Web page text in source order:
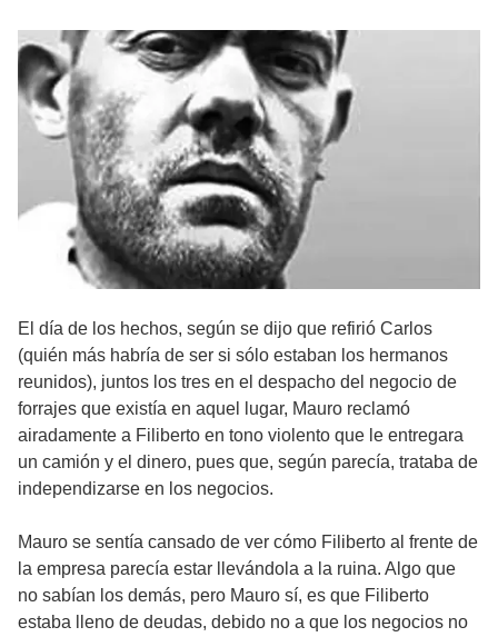
El día de los hechos, según se dijo que refirió Carlos
(quién más habría de ser si sólo estaban los hermanos
reunidos), juntos los tres en el despacho del negocio de
forrajes que existía en aquel lugar, Mauro reclamó
airadamente a Filiberto en tono violento que le entregara
un camión y el dinero, pues que, según parecía, trataba de
independizarse en los negocios.
Mauro se sentía cansado de ver cómo Filiberto al frente de
la empresa parecía estar llevándola a la ruina. Algo que
no sabían los demás, pero Mauro sí, es que Filiberto
estaba lleno de deudas, debido no a que los negocios no